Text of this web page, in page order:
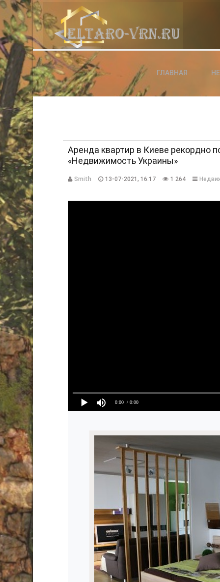
АВТОРИЗАЦИЯ НА САЙТЕ
Чужой компьютер Забыли
ГЛАВНАЯ
Аренда квартир в Киеве рекордно
«Недвижимость Украины»
Smith 13-07-2021, 16:17 1 264
0:00 / 0:00